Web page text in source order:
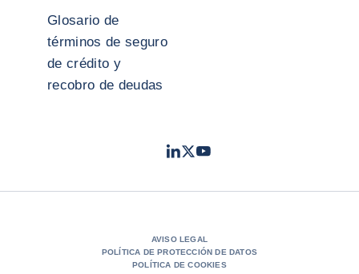
Glosario de
términos de seguro
de crédito y
recobro de deudas
LinkedIn
TwitterYoutube
AVISO LEGAL
POLÍTICA DE PROTECCIÓN DE DATOS
POLÍTICA DE COOKIES